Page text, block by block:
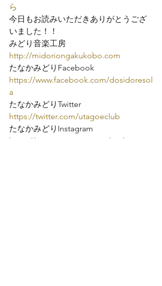
ら
今日もお読みいただきありがとうござ
いました！！
http://midoriongakukobo.com
https://www.facebook.com/dosidoresol
a
https://twitter.com/utagoeclub
https://www.instagram.com/midori_tan